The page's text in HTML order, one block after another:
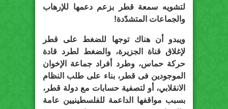
لتشويه سمعة قطر بزعم دعمها للإرهاب
والجماعات المتشدّدة!
ويبدو أن هناك توجها للضغط على قطر
لإغلاق قناة الجزيرة، والضغط لطرد قادة
حركة حماس، وطرد أفراد جماعة الإخوان
الموجودين فى قطر، بناء على طلب النظام
الانقلابي، أو لتصفية حسابات مع دولة قطر،
بسبب مواقفها الداعمة للفلسطينيين عامة